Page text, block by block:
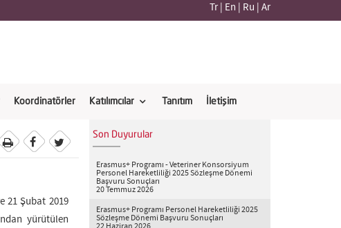
Tr| En Ru Ar
Koordinatörler Katılımcılar Tanıtım İletişim
21 Şubat 2019
yürütülen
Son Duyurular
Erasmus+ Programı - Veteriner Konsorsiyum
Personel Hareketliliği 2025 Sözleşme Dönemi
Başvuru Sonuçları
20 Temmuz 2026
Erasmus+ Programı Personel Hareketliliği 2025
Sözleşme Dönemi Başvuru Sonuçları